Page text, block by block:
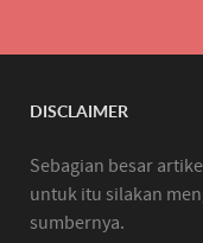
DISCLAIMER
Sebagian besar
untuk itu silakan
sumbernya.